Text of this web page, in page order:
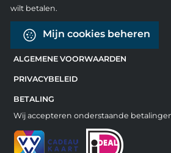
wilt betalen.
Mijn cookies beheren
ALGEMENE VOORWAARDEN
PRIVACYBELEID
BETALING
Wij accepteren onderstaande